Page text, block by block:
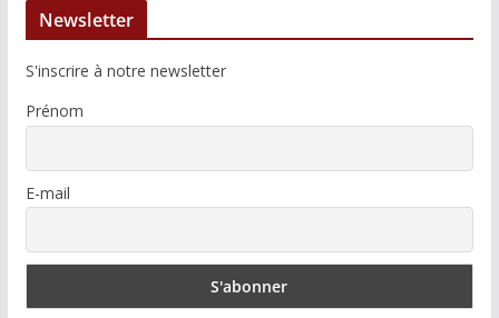
Newsletter
S'inscrire à notre newsletter
Prénom
E-mail